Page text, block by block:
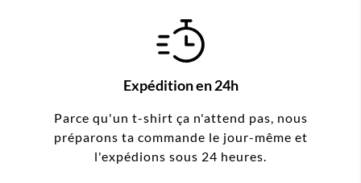
Expédition en 24h
Parce qu'un t-shirt ça n'attend pas, nous
préparons ta commande le jour-même et
l'expédions sous 24 heures.